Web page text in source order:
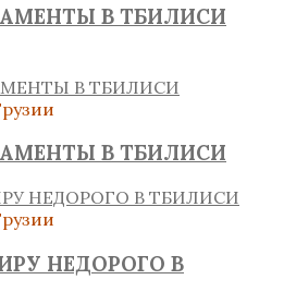
В ТБИЛИСИ
В ТБИЛИСИ
НЕДОРОГО В